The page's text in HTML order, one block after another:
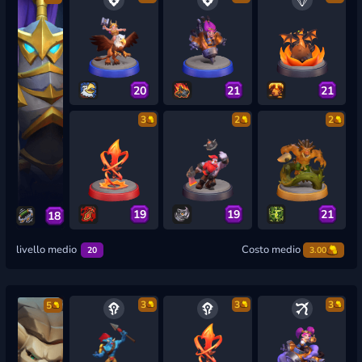
18
20 21 21
3
19
2
19
2
21
livello medio 20 Costo medio 3.00
5 3 3 3